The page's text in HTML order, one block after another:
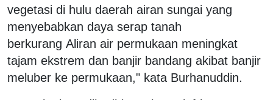
vegetasi di hulu daerah airan sungai yang
menyebabkan daya serap tanah
berkurang Aliran air permukaan meningkat
tajam ekstrem dan banjir bandang akibat banjir
meluber ke permukaan," kata Burhanuddin.